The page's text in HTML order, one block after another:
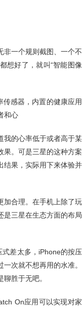
非一个规则截图、一个不
想好了，就叫“智能图像
感器，内置的健康应用
和心
我的心率低于或者高于某
果。可是三星的这种方案
结果，实际用下来体验并
加合理。在手机上除了玩
是三星在生态方面的布局
差太多，iPhone的按压
次就不想再用的水准。
胜于无吧。
On应用可以实现对家